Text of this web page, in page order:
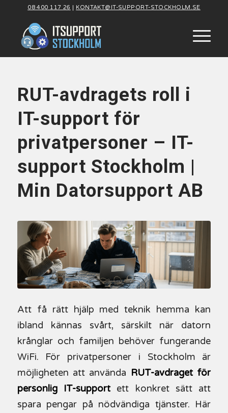
08 400 117 26 | KONTAKT@IT-SUPPORT-STOCKHOLM.SE
RUT-avdragets roll i
IT-support för
privatpersoner – IT-
support Stockholm |
Min Datorsupport AB
Att få rätt hjälp med teknik hemma kan
ibland kännas svårt, särskilt när datorn
krånglar och familjen behöver fungerande
WiFi. För privatpersoner i Stockholm är
möjligheten att använda RUT-avdraget för
personlig IT-supportett konkret sätt att
spara pengar på nödvändiga tjänster. Här